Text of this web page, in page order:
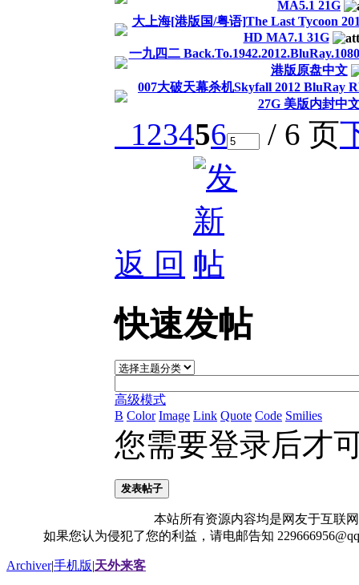
MA5.1 21G
大上海[港版国/粤语]The Last Tycoon
HD MA7.1 31G
一九四二
港版原盘中文
007大破天幕杀机Skyfall 2012 BluRay
27G 美版内封中
1 23456 / 6 页
返 回
快速发帖
高级模式
B Color Image Link Quote Code Smilies
您需要登录后才
发表帖子
本站所有资源内容均是网友于互联
如果您认为侵犯了您的利益，请电邮告知
Archiver|手机版|天外来客